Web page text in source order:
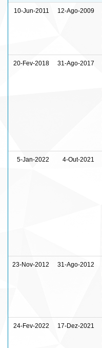
10-Jun-2011 12-Ago-2009
20-Fev-2018 31-Ago-2017
5-Jan-2022 4-Out-2021
23-Nov-2012 31-Ago-2012
24-Fev-2022 17-Dez-2021